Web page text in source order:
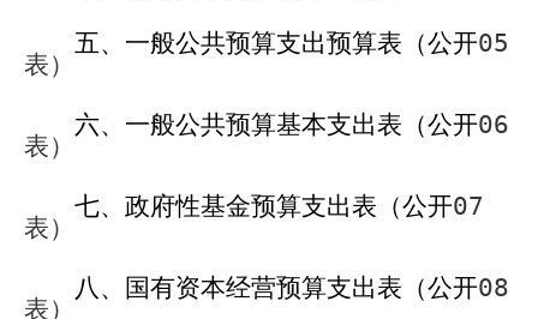
五、一般公共预算支出预算表（公开05
表）
六、一般公共预算基本支出表（公开06
表）
七、政府性基金预算支出表（公开07
表）
八、国有资本经营预算支出表（公开08
表）